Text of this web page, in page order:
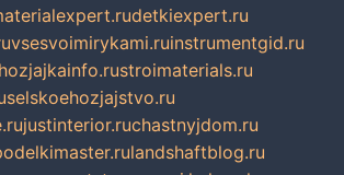
detkiexpert.ru
vsesvoimirykami.ruinstrumentgid.ru
hozjajkainfo.rustroimaterials.ru
selskoehozjajstvo.ru
justinterior.ruchastnyjdom.ru
landshaftblog.ru